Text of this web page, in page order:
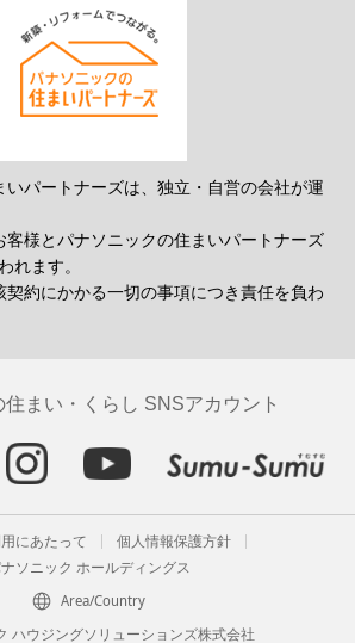
いパートナーズは、独立・自営の会社が運
客様とパナソニックの住まいパートナーズ
れます。
契約にかかる一切の事項につき責任を負わ
まい・くらし SNSアカウント
にあたって
個人情報保護方針
ソニック ホールディングス
Area/Country
ハウジングソリューションズ株式会社